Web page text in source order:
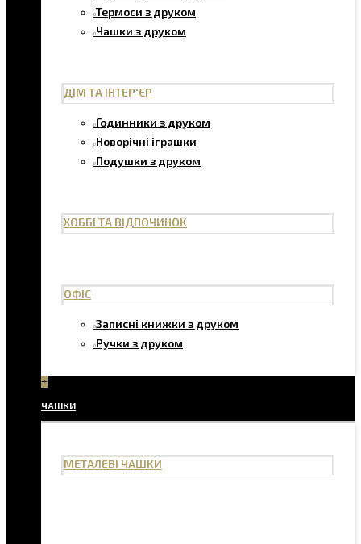
Термоси з друком
Чашки з друком
ДІМ ТА ІНТЕР'ЄР
Годинники з друком
Новорічні іграшки
Подушки з друком
ХОББІ ТА ВІДПОЧИНОК
ОФІС
Записні книжки з друком
Ручки з друком
+
ЧАШКИ
МЕТАЛЕВІ ЧАШКИ